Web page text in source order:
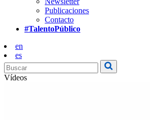
Publicaciones
Contacto
#TalentoPúblico
en
es
Vídeos